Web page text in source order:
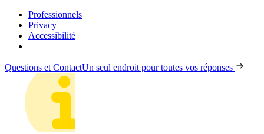
Professionnels
Privacy
Accessibilité
Questions et ContactUn seul endroit pour toutes vos réponses